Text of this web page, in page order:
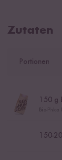
Zutaten
Portionen
150 g
150-